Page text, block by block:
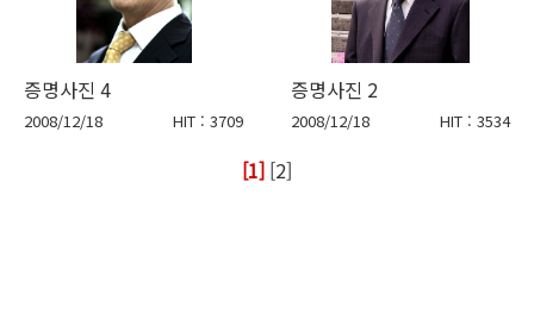
증명사진 4
2008/12/18 HIT : 3709
증명사진 2
2008/12/18 HIT : 3534
[1] [2]